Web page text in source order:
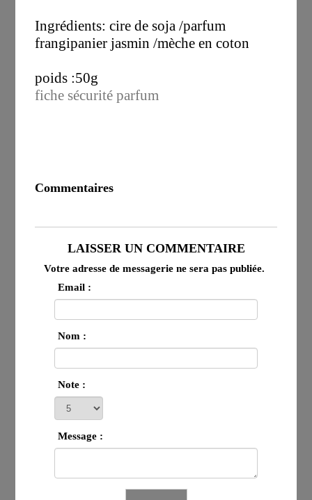
Ingrédients: cire de soja /parfum
frangipanier jasmin /mèche en coton
poids :50g
fiche sécurité parfum
Commentaires
LAISSER UN COMMENTAIRE
Votre adresse de messagerie ne sera pas publiée.
Email :
Nom :
Note :
Message :